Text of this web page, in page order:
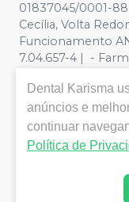
01837045/0001-88
Cecília, Volta
Funcionamento
7.04.657-4 | -
Privacidade e
Os preços e
alterações. Em
valor válido é o
atender compras
Dental Karisma
anúncios e
continuar
Política de